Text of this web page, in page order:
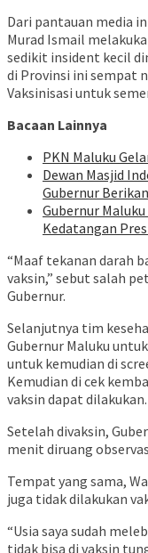
Dari pantauan media
Murad Ismail
sedikit insident kecil
di Provinsi ini sempat
Vaksinisasi untuk
Bacaan Lainnya
PKN Maluku
Dewan Masjid
Gubernur
Gubernur
Kedatangan
“Maaf tekanan darah
vaksin,” sebut salah
Gubernur.
Selanjutnya tim
Gubernur Maluku
untuk kemudian di
Kemudian di cek
vaksin dapat dilakukan.
Setelah divaksin,
menit diruang
Tempat yang sama,
juga tidak dilakukan
“Usia saya sudah
tidak bisa di vaksin